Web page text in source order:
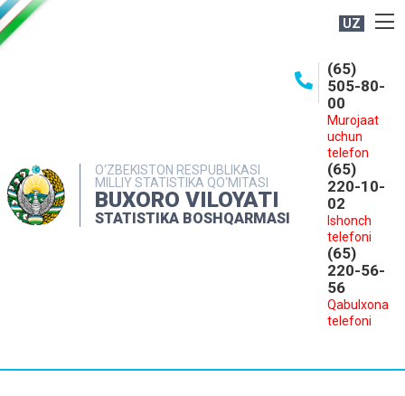
UZ
O‘ZBEKISTON RESPUBLIKASI
MILLIY STATISTIKA QO‘MITASI
BUXORO VILOYATI
STATISTIKA BOSHQARMASI
(65)
505-80-
00
Murojaat
uchun
telefon
(65)
220-10-
02
Ishonch
telefoni
(65)
220-56-
56
Qabulxona
telefoni
MATBUOT XIZMATI
MUROJAATLAR